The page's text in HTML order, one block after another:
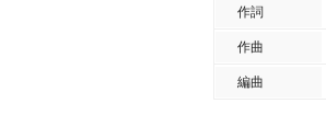
作詞
作曲
編曲